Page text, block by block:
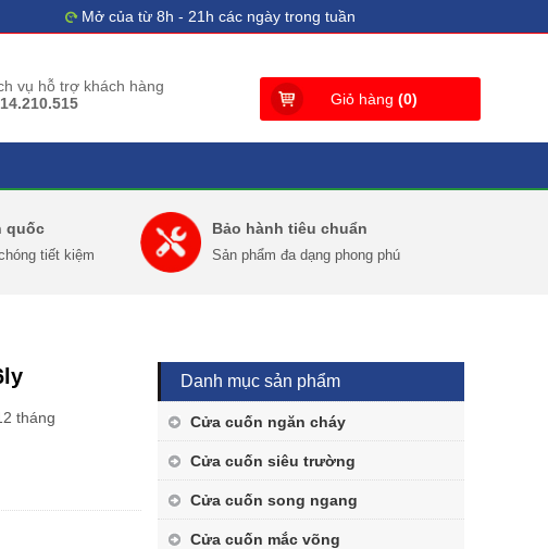
Mở của từ 8h - 21h các ngày trong tuần
vụ hỗ trợ khách hàng
Giỏ hàng (0)
quốc
tiết kiệm
Bảo hành tiêu chuẩn
Sản phẩm đa dạng phong phú
tháng
Danh mục sản phẩm
Cửa cuốn ngăn cháy
Cửa cuốn siêu trường
Cửa cuốn song ngang
Cửa cuốn mắc võng